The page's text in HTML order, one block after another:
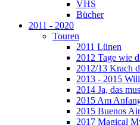
VHS
Bücher
2011 - 2020
Touren
2011 Lünen
2012 Tage wie
2012/13 Krach
2013 - 2015
2014 Ja, das
2015 Am
2015 Buenos
2017 Magical